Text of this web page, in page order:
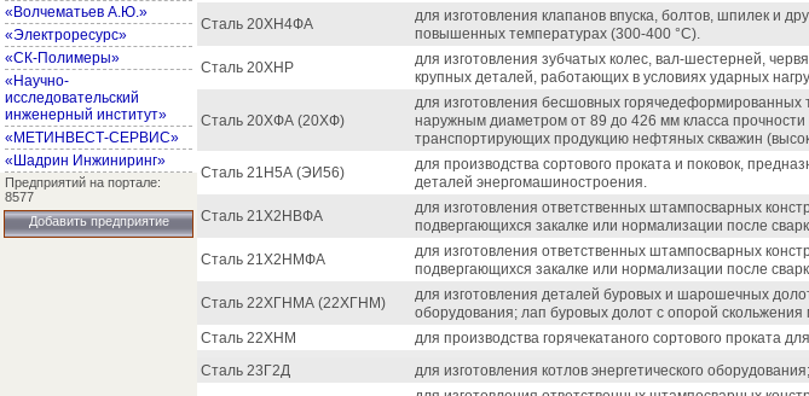
«Волчематьев А.Ю.»
«Электроресурс»
«СК-Полимеры»
«Научно-
исследовательский
инженерный институт»
«МЕТИНВЕСТ-СЕРВИС»
«Шадрин Инжиниринг»
Предприятий на портале:
8577
Добавить предприятие
Сталь 20ХН4ФА
для изготовления клапанов впуска, болтов, шпилек и
повышенных температурах (300-400 °С).
Сталь 20ХНР
для изготовления зубчатых колес, вал-шестерней,
крупных деталей, работающих в условиях ударных
Сталь 20ХФА (20ХФ)
для изготовления бесшовных горячедеформированных
наружным диаметром от 89 до 426 мм класса
транспортирующих продукцию нефтяных скважин
Сталь 21Н5А (ЭИ56)
для производства сортового проката и поковок,
деталей энергомашиностроения.
Сталь 21Х2НВФА
для изготовления ответственных штампосварных
подвергающихся закалке или нормализации после
Сталь 21Х2НМФА
для изготовления ответственных штампосварных
подвергающихся закалке или нормализации после
Сталь 22ХГНМА (22ХГНМ)
для изготовления деталей буровых и шарошечных
оборудования; лап буровых долот с опорой
Сталь 22ХНМ
для производства горячекатаного сортового проката
Сталь 23Г2Д
для изготовления котлов энергетического